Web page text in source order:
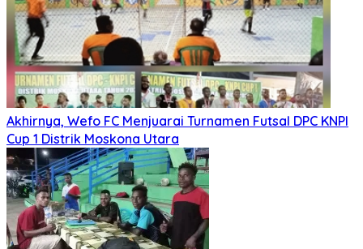
Akhirnya, Wefo FC Menjuarai Turnamen Futsal DPC KNPI
Cup 1 Distrik Moskona Utara